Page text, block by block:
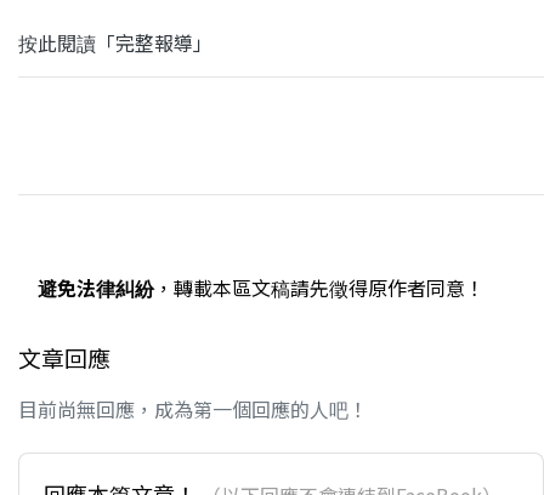
按此閱讀「完整報導」
避免法律糾紛，轉載本區文稿請先徵得原作者同意！
文章回應
目前尚無回應，成為第一個回應的人吧！